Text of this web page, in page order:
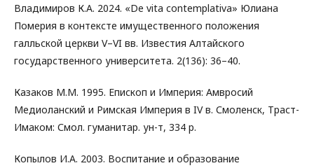
Владимиров К.А. 2024. «De vita contemplativa» Юлиана
Померия в контексте имущественного положения
галльской церкви V–VI вв. Известия Алтайского
государственного университета. 2(136): 36–40.
Казаков М.М. 1995. Епископ и Империя: Амвросий
Медиоланский и Римская Империя в IV в. Смоленск, Траст-
Имаком: Смол. гуманитар. ун-т, 334 р.
Копылов И.А. 2003. Воспитание и образование